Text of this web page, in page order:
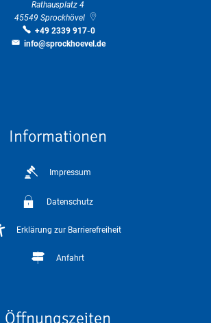
Rathausplatz 4
45549 Sprockhövel
+49 2339 917-0
info@sprockhoevel.de
Informationen
Impressum
Datenschutz
Erklärung zur Barrierefreiheit
Anfahrt
Öffnungszeiten